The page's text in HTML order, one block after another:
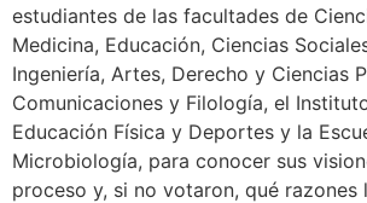
estudiantes de las facultades de
Medicina, Educación, Ciencias
Ingeniería, Artes, Derecho y Ciencias
Comunicaciones y Filología, el
Educación Física y Deportes y la
Microbiología, para conocer sus
proceso y, si no votaron, qué razones